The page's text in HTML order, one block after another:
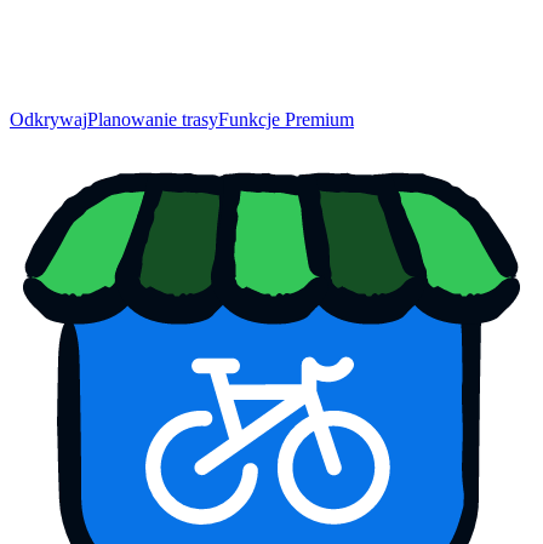
OdkrywajPlanowanie trasyFunkcje Premium